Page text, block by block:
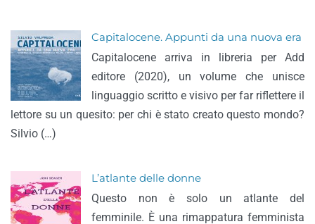
Capitalocene. Appunti da una nuova era
Capitalocene arriva in libreria per Add
editore (2020), un volume che unisce
linguaggio scritto e visivo per far riflettere il
lettore su un quesito: per chi è stato creato questo mondo?
Silvio (…)
L’atlante delle donne
Questo non è solo un atlante del
femminile. È una rimappatura femminista